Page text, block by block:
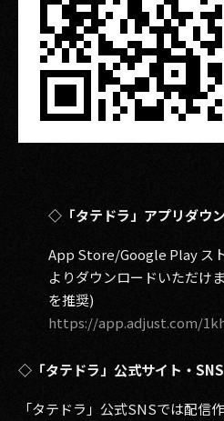
◇「タテドラ」アプリダウ
App Store/Google Play ス
よりダウンロードいただけ
を推奨)
https://app.adjust.com/
◇「タテドラ」公式サイト・
「タテドラ」公式SNSでは配信